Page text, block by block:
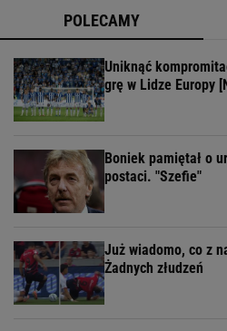
POLECAMY
Uniknąć
grę w Lidze Europy
Boniek pamiętał o
postaci. "Szefie"
Już wiadomo, co z
Żadnych złudzeń